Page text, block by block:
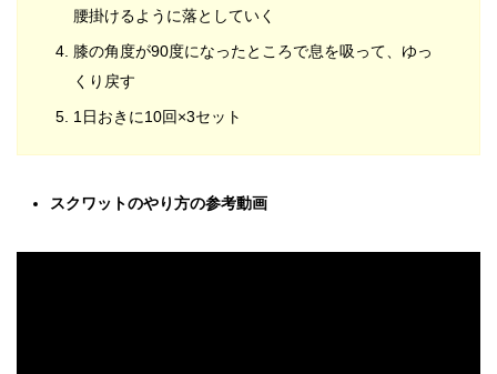
腰掛けるように落としていく
膝の角度が90度になったところで息を吸って、ゆっ
くり戻す
1日おきに10回×3セット
スクワットのやり方の参考動画